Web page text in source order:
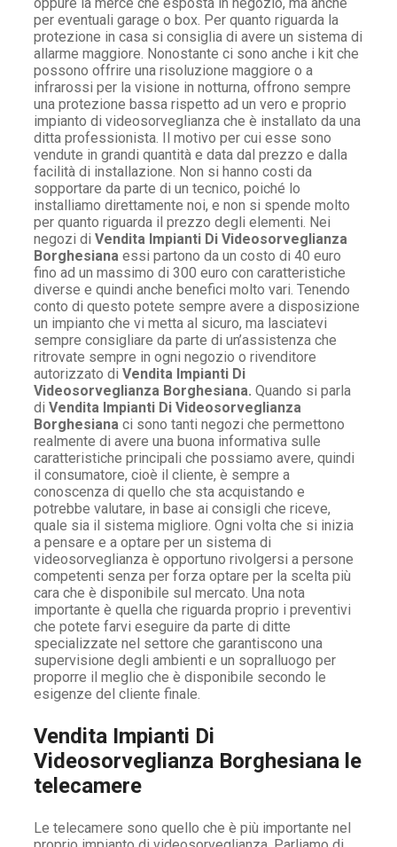
per eventuali garage o box. Per quanto riguarda la
protezione in casa si consiglia di avere un sistema di
allarme maggiore. Nonostante ci sono anche i kit che
possono offrire una risoluzione maggiore o a
infrarossi per la visione in notturna, offrono sempre
una protezione bassa rispetto ad un vero e proprio
impianto di videosorveglianza che è installato da una
ditta professionista. Il motivo per cui esse sono
vendute in grandi quantità e data dal prezzo e dalla
facilità di installazione. Non si hanno costi da
sopportare da parte di un tecnico, poiché lo
installiamo direttamente noi, e non si spende molto
per quanto riguarda il prezzo degli elementi. Nei
negozi di Vendita Impianti Di Videosorveglianza
Borghesiana essi partono da un costo di 40 euro
fino ad un massimo di 300 euro con caratteristiche
diverse e quindi anche benefici molto vari. Tenendo
conto di questo potete sempre avere a disposizione
un impianto che vi metta al sicuro, ma lasciatevi
sempre consigliare da parte di un’assistenza che
ritrovate sempre in ogni negozio o rivenditore
autorizzato di Vendita Impianti Di
Videosorveglianza Borghesiana. Quando si parla
di Vendita Impianti Di Videosorveglianza
Borghesiana ci sono tanti negozi che permettono
realmente di avere una buona informativa sulle
caratteristiche principali che possiamo avere, quindi
il consumatore, cioè il cliente, è sempre a
conoscenza di quello che sta acquistando e
potrebbe valutare, in base ai consigli che riceve,
quale sia il sistema migliore. Ogni volta che si inizia
a pensare e a optare per un sistema di
videosorveglianza è opportuno rivolgersi a persone
competenti senza per forza optare per la scelta più
cara che è disponibile sul mercato. Una nota
importante è quella che riguarda proprio i preventivi
che potete farvi eseguire da parte di ditte
specializzate nel settore che garantiscono una
supervisione degli ambienti e un sopralluogo per
proporre il meglio che è disponibile secondo le
esigenze del cliente finale.
Vendita Impianti Di
Videosorveglianza Borghesiana le
telecamere
Le telecamere sono quello che è più importante nel